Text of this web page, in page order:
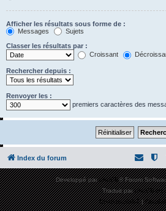
Afficher les résultats sous forme de :
Messages
Sujets
Classer les résultats par :
Croissant
Rechercher depuis :
Renvoyer les :
premiers caractères des
Index du forum
Développé parphpBB® Forum
Traduit parphpBB-
Confidentialité|